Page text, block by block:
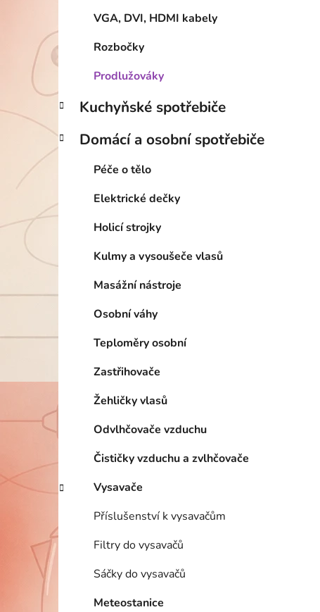
VGA, DVI, HDMI kabely
Rozbočky
Prodlužováky
Kuchyňské spotřebiče
Domácí a osobní spotřebiče
Péče o tělo
Elektrické dečky
Holicí strojky
Kulmy a vysoušeče vlasů
Masážní nástroje
Osobní váhy
Teploměry osobní
Zastřihovače
Žehličky vlasů
Odvlhčovače vzduchu
Čističky vzduchu a zvlhčovače
Vysavače
Příslušenství k vysavačům
Filtry do vysavačů
Sáčky do vysavačů
Meteostanice